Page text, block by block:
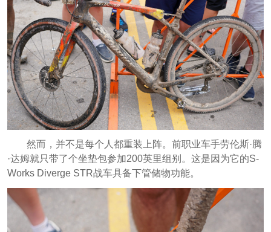
然而，并不是每个人都重装上阵。前职业车手劳伦斯·腾
·达姆就只带了个坐垫包参加200英里组别。这是因为它的S-
Works Diverge STR战车具备下管储物功能。